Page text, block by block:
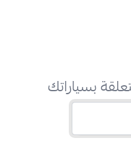
بسياراتك